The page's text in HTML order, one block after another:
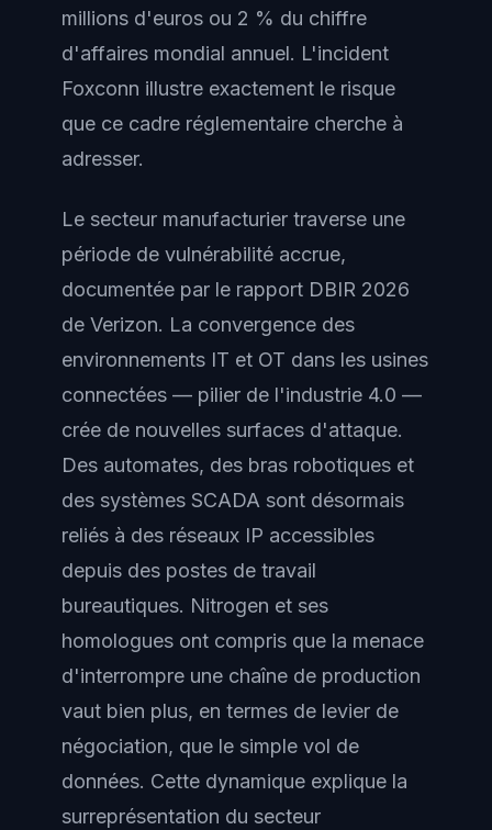
millions d'euros ou 2 % du chiffre
d'affaires mondial annuel. L'incident
Foxconn illustre exactement le risque
que ce cadre réglementaire cherche à
adresser.
Le secteur manufacturier traverse une
période de vulnérabilité accrue,
documentée par le rapport DBIR 2026
de Verizon. La convergence des
environnements IT et OT dans les usines
connectées — pilier de l'industrie 4.0 —
crée de nouvelles surfaces d'attaque.
Des automates, des bras robotiques et
des systèmes SCADA sont désormais
reliés à des réseaux IP accessibles
depuis des postes de travail
bureautiques. Nitrogen et ses
homologues ont compris que la menace
d'interrompre une chaîne de production
vaut bien plus, en termes de levier de
négociation, que le simple vol de
données. Cette dynamique explique la
surreprésentation du secteur